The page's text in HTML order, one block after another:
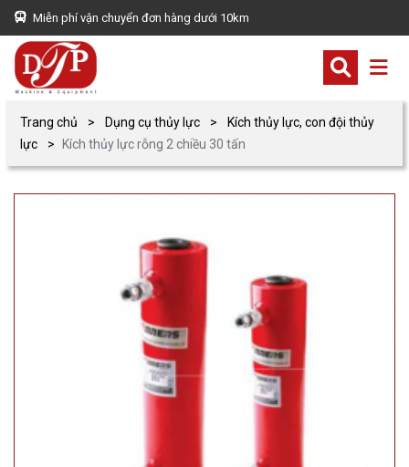
Miễn phí vận chuyển đơn hàng dưới 10km
Trang chủ Dụng cụ thủy lực
Kích thủy lực, con đội thủy
lực
Kích thủy lực rỗng 2 chiều 30 tấn